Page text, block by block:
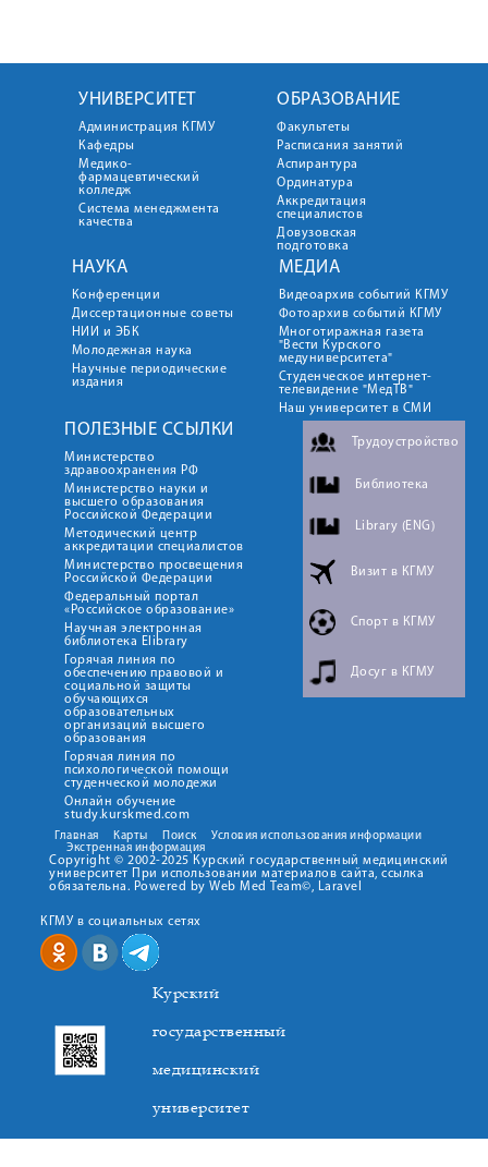
УНИВЕРСИТЕТ
Администрация КГМУ
Кафедры
Медико-
фармацевтический
колледж
Система менеджмента
качества
ОБРАЗОВАНИЕ
Факультеты
Расписания занятий
Аспирантура
Ординатура
Аккредитация
специалистов
Довузовская
подготовка
НАУКА
Конференции
Диссертационные советы
НИИ и ЭБК
Молодежная наука
Научные периодические
издания
МЕДИА
Видеоархив событий КГМУ
Фотоархив событий КГМУ
Многотиражная газета
"Вести Курского
медуниверситета"
Студенческое интернет-
телевидение "МедТВ"
Наш университет в СМИ
ПОЛЕЗНЫЕ ССЫЛКИ
Министерство
здравоохранения РФ
Министерство науки и
высшего образования
Российской Федерации
Методический центр
аккредитации специалистов
Министерство просвещения
Российской Федерации
Федеральный портал
«Российское образование»
Научная электронная
библиотека Elibrary
Горячая линия по
обеспечению правовой и
социальной защиты
обучающихся
образовательных
организаций высшего
образования
Горячая линия по
психологической помощи
студенческой молодежи
Онлайн обучение
study.kurskmed.com
Трудоустройство
Библиотека
Library (ENG)
Визит в КГМУ
Спорт в КГМУ
Досуг в КГМУ
Главная Карты Поиск
Условия использования информации
Экстренная информация
Copyright © 2002-2025 Курский государственный медицинский
университет При использовании материалов сайта, ссылка
обязательна. Powered by Web Med Team©, Laravel
КГМУ в социальных сетях
Курский
государственный
медицинский
университет